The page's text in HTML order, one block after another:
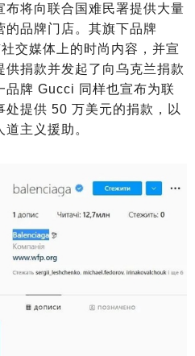
将向联合国难民署提供大量
的品牌门店。其旗下品牌
交媒体上的时尚内容，并宣
捐款并发起了向乌克兰捐款
品牌 Gucci 同样也宣布为联
提供 50 万美元的捐款，以
主义援助。